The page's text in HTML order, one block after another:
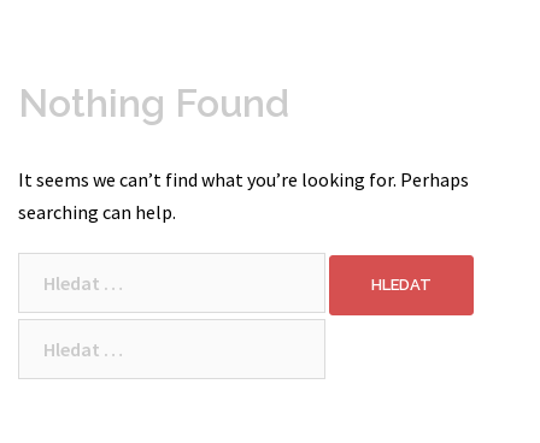
Nothing Found
It seems we can’t find what you’re looking for. Perhaps
searching can help.